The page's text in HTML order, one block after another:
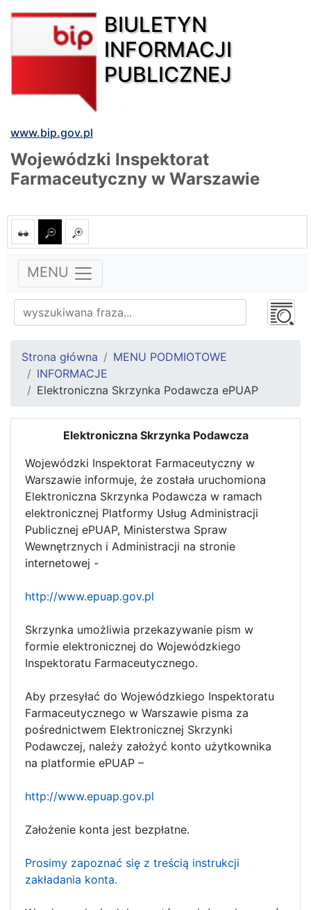
BIULETYN
INFORMACJI
PUBLICZNEJ
www.bip.gov.pl
Wojewódzki Inspektorat
Farmaceutyczny w Warszawie
MENU
Strona główna
MENU PODMIOTOWE
INFORMACJE
Elektroniczna Skrzynka Podawcza ePUAP
Elektroniczna Skrzynka Podawcza
Wojewódzki Inspektorat Farmaceutyczny w
Warszawie informuje, że została uruchomiona
Elektroniczna Skrzynka Podawcza w ramach
elektronicznej Platformy Usług Administracji
Publicznej ePUAP, Ministerstwa Spraw
Wewnętrznych i Administracji na stronie
internetowej -
http://www.epuap.gov.pl
Skrzynka umożliwia przekazywanie pism w
formie elektronicznej do Wojewódzkiego
Inspektoratu Farmaceutycznego.
Aby przesyłać do Wojewódzkiego Inspektoratu
Farmaceutycznego w Warszawie pisma za
pośrednictwem Elektronicznej Skrzynki
Podawczej, należy założyć konto użytkownika
na platformie ePUAP –
http://www.epuap.gov.pl
Założenie konta jest bezpłatne.
Prosimy zapoznać się z treścią instrukcji
zakładania konta.